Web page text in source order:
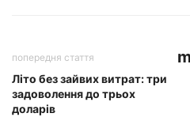
попередня стаття
Літо без зайвих витрат: три
задоволення до трьох
доларів